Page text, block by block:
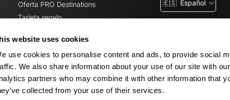
website uses cookies
use cookies to personalise content and ads, to provide social
We also share information about your use of our site with
partners who may combine it with other information that
collected from your use of their services.
Oferta PRO Destinations
Tarjeta regalo
🇪🇸 Español